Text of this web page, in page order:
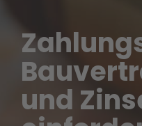
und